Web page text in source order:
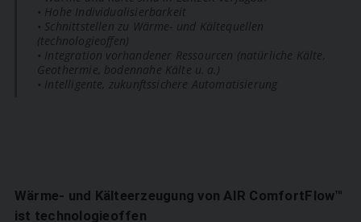
• Hohe Individualisierbarkeit
• Schnittstellen zu Wärme- und ­Kältequellen
(technologieoffen)
• Integration vorhandener Ressourcen (natürliche Kälte,
Geothermie, ­bodennahe Kälte u. a.)
• Intelligente, zukunftssichere ­Automatisierung
Wärme- und Kälteerzeugung von AIR ComfortFlow™
ist technologieoffen